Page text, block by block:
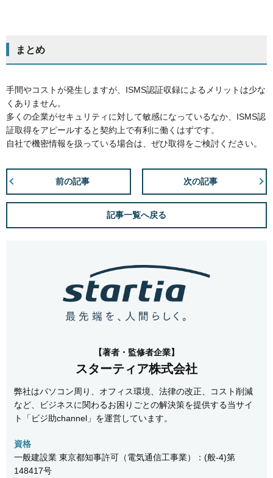
まとめ
手間やコストが発生しますが、ISMS認証収録によるメリットは少な
くありません。
多くの企業がセキュリティに対して敏感になっているなか、ISMS認
証取得をアピールすると契約上で有利に働くはずです。
自社で機密情報を扱っている場合は、ぜひ取得をご検討ください。
前の記事
記事一覧へ戻る
次の記事
【著者・監修者企業】
スターティア株式会社
弊社はパソコン周り、オフィス環境、法律の改正、コスト削減
など、ビジネスに関わるお困りごとの解決策を提供する当サイ
ト「ビジ助channel」を運営しています。
資格
一般建設業 東京都知事許可（電気通信工事業）：(般-4)第
148417号